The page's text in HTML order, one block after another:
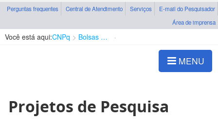
Perguntas frequentes Central de Atendimento Serviços
E-mail do Pesquisador
Área de imprensa
Você está aqui:CNPq Bolsas e Auxílios Vigentes
MENU
Projetos de Pesquisa